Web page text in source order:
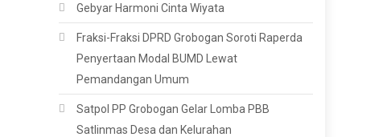
Gebyar Harmoni Cinta Wiyata
Fraksi-Fraksi DPRD Grobogan Soroti Raperda
Penyertaan Modal BUMD Lewat
Pemandangan Umum
Satpol PP Grobogan Gelar Lomba PBB
Satlinmas Desa dan Kelurahan